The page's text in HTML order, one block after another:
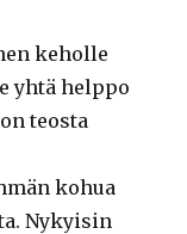
keholle
yhtä helppo
teosta
kohua
Nykyisin